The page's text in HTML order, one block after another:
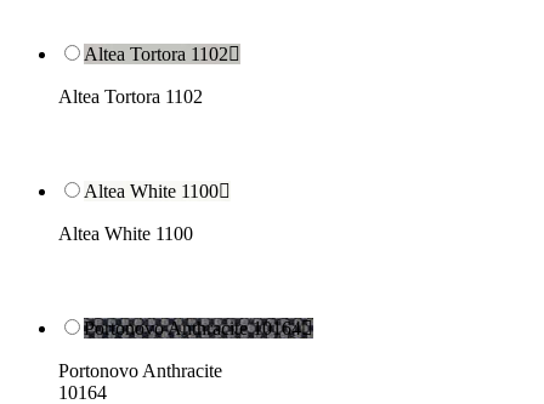
Altea Tortora 1102
Altea Tortora 1102
Altea White 1100
Altea White 1100
Portonovo Anthracite 10164
Portonovo Anthracite
10164